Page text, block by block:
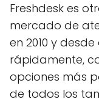
Freshdesk es
mercado de
en 2010 y
rápidamente,
opciones más
de todos los